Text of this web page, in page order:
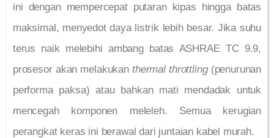
ini dengan mempercepat putaran kipas hingga batas
maksimal, menyedot daya listrik lebih besar. Jika suhu
terus naik melebihi ambang batas ASHRAE TC 9.9,
prosesor akan melakukanthermal throttling(penurunan
performa paksa) atau bahkan mati mendadak untuk
mencegah komponen meleleh. Semua kerugian
perangkat keras ini berawal dari juntaian kabel murah.